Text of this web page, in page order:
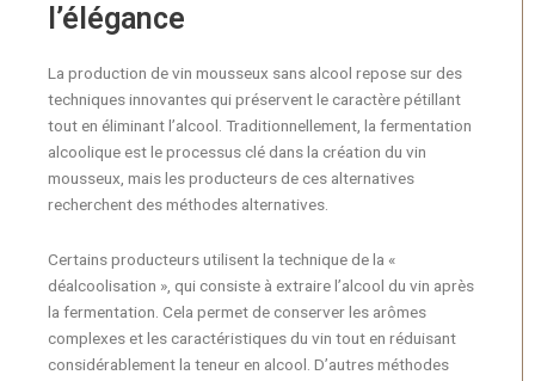
l’élégance
La production de vin mousseux sans alcool repose sur des
techniques innovantes qui préservent le caractère pétillant
tout en éliminant l’alcool. Traditionnellement, la fermentation
alcoolique est le processus clé dans la création du vin
mousseux, mais les producteurs de ces alternatives
recherchent des méthodes alternatives.
Certains producteurs utilisent la technique de la «
déalcoolisation », qui consiste à extraire l’alcool du vin après
la fermentation. Cela permet de conserver les arômes
complexes et les caractéristiques du vin tout en réduisant
considérablement la teneur en alcool. D’autres méthodes